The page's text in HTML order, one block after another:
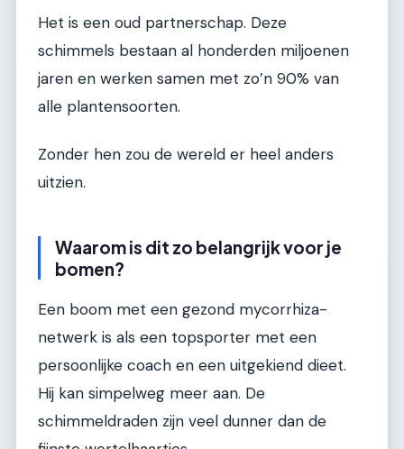
Het is een oud partnerschap. Deze
schimmels bestaan al honderden miljoenen
jaren en werken samen met zo’n 90% van
alle plantensoorten.
Zonder hen zou de wereld er heel anders
uitzien.
Waarom is dit zo belangrijk voor je
bomen?
Een boom met een gezond mycorrhiza-
netwerk is als een topsporter met een
persoonlijke coach en een uitgekiend dieet.
Hij kan simpelweg meer aan. De
schimmeldraden zijn veel dunner dan de